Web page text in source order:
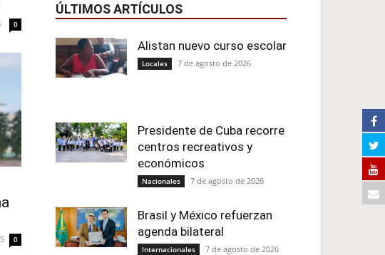
0
0
ÚLTIMOS ARTÍCULOS
Alistan nuevo curso escolar
Locales 7 de agosto de 2026
Presidente de Cuba recorre
centros recreativos y
económicos
Nacionales 7 de agosto de 2026
Brasil y México refuerzan
agenda bilateral
Internacionales 7 de agosto de 2026